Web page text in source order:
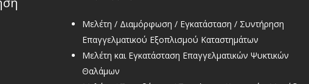
Μελέτη / Διαμόρφωση / Εγκατάσταση / Συντήρηση
Επαγγελματικού Εξοπλισμού Καταστημάτων
Μελέτη και Εγκατάσταση Επαγγελματικών Ψυκτικών
Θαλάμων